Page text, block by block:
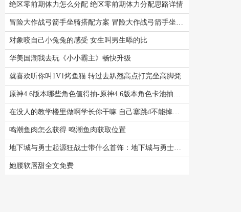
绝区零前期体力怎么分配 绝区零前期体力分配思路详情
冒险大作战弓箭手坐骑搭配方案 冒险大作战弓箭手坐骑搭配方案
对象咬自己小兔兔的感受 女生叫男生㖭的比
华美国潮我去玩《小小霸主》畅快升级
就喜欢听你叫1V1烤鱼猫 转过去趴翘高点打完坐高脚凳
原神4.6版本哪些角色值得抽-原神4.6版本角色卡池抽取建议
在没人的教学楼里做啊学长你干嘛 自己塞跳d不能掉出来上学作文
鸣潮鱼肉怎么获得 鸣潮鱼肉获取位置
地下城与勇士起源狂战士带什么首饰：地下城与勇士起源狂战士首饰推荐
她腰软唇甜全文免费